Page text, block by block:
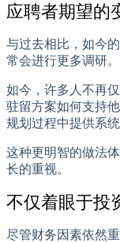
应聘者期望的
与过去相比，如今
常会进行更多调研。
如今，许多人不再
驻留方案如何支持
规划过程中提供系
这种更明智的做法
长的重视。
不仅着眼于投
尽管财务因素依然